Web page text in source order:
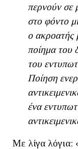
περνούν σε
στο φόντο
ο ακροατής
ποίημα του
του
Ποίηση
ένα
Με λίγα λόγια: